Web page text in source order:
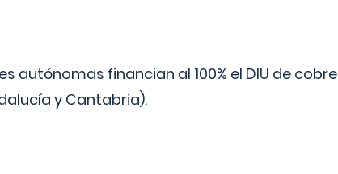
financian al 100% el DIU de cobre
y Cantabria).